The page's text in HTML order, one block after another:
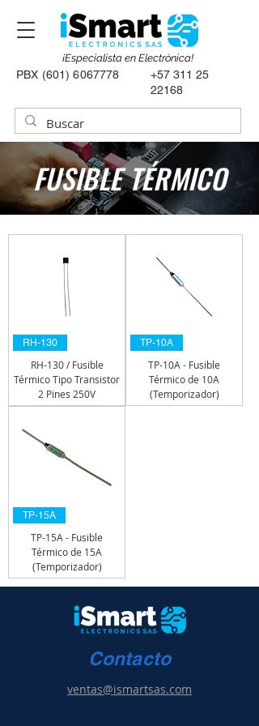
PBX (601) 6067778
+57 311 25
22168
¡Especialista en Electrónica!
FUSIBLE TÉRMICO
RH-130
RH-130 / Fusible
Térmico Tipo Transistor
2 Pines 250V
TP-10A
TP-10A - Fusible
Térmico de 10A
(Temporizador)
TP-15A
TP-15A - Fusible
Térmico de 15A
(Temporizador)
Contacto
ventas@ismartsas.com